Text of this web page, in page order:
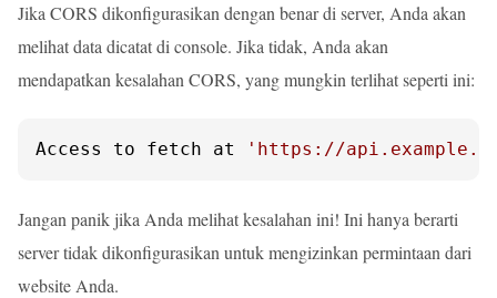
Jika CORS dikonfigurasikan dengan benar di server, Anda akan
melihat data dicatat di console. Jika tidak, Anda akan
mendapatkan kesalahan CORS, yang mungkin terlihat seperti ini:
Access to fetch at 'https://
Jangan panik jika Anda melihat kesalahan ini! Ini hanya berarti
server tidak dikonfigurasikan untuk mengizinkan permintaan dari
website Anda.